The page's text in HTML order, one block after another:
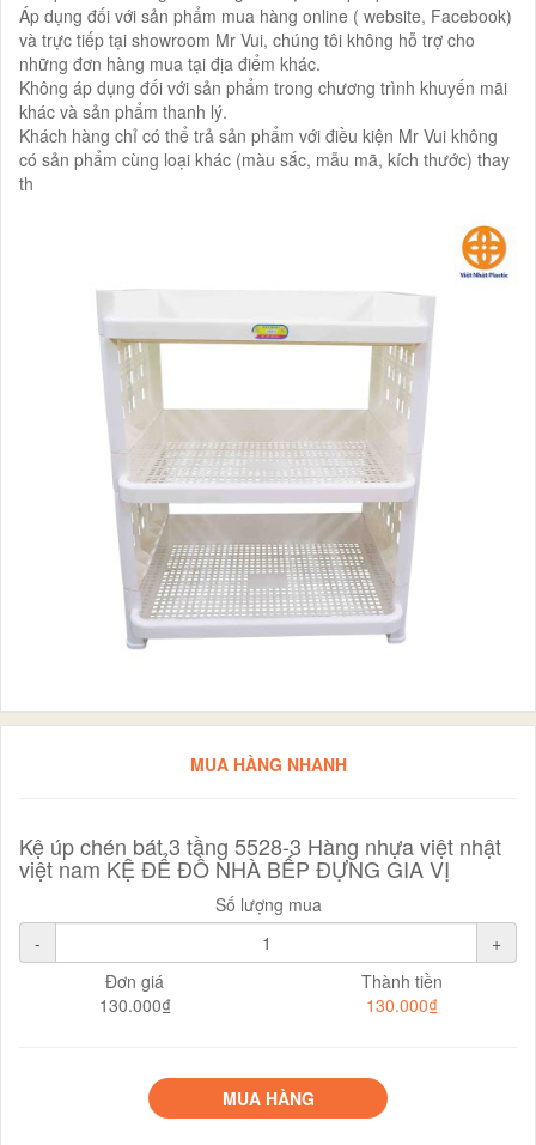
Áp dụng đối với sản phẩm mua hàng online ( website, Facebook)
và trực tiếp tại showroom Mr Vui, chúng tôi không hỗ trợ cho
những đơn hàng mua tại địa điểm khác.
Không áp dụng đối với sản phẩm trong chương trình khuyến mãi
khác và sản phẩm thanh lý.
Khách hàng chỉ có thể trả sản phẩm với điều kiện Mr Vui không
có sản phẩm cùng loại khác (màu sắc, mẫu mã, kích thước) thay
th
MUA HÀNG NHANH
Kệ úp chén bát 3 tầng 5528-3 Hàng nhựa việt nhật
việt nam KỆ ĐỂ ĐỒ NHÀ BẾP ĐỰNG GIA VỊ
Số lượng mua
-
+
Đơn giá
130.000₫
Thành tiền
130.000₫
MUA HÀNG